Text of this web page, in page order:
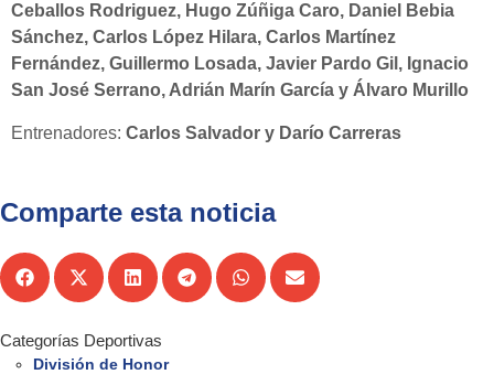
Ceballos Rodriguez, Hugo Zúñiga Caro, Daniel Bebia
Sánchez, Carlos López Hilara, Carlos Martínez
Fernández, Guillermo Losada, Javier Pardo Gil, Ignacio
San José Serrano, Adrián Marín García y Álvaro Murillo
Entrenadores: Carlos Salvador y Darío Carreras
Comparte esta noticia
Categorías Deportivas
División de Honor